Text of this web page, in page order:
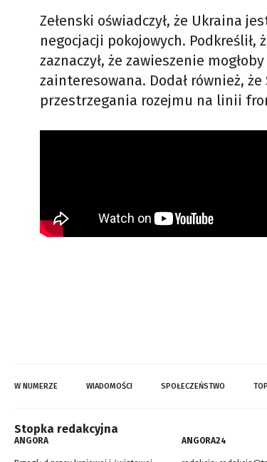
Zełenski oświadczył, że Ukraina
negocjacji pokojowych.
zaznaczył, że zawieszenie
zainteresowana. Dodał również,
przestrzegania rozejmu na linii
W NUMERZE WIADOMOŚCI SPOŁECZEŃSTWO
Stopka redakcyjna
ANGORA ANGORA24